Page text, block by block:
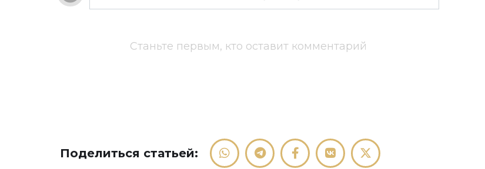
Станьте первым, кто оставит комментарий
Поделиться статьей: